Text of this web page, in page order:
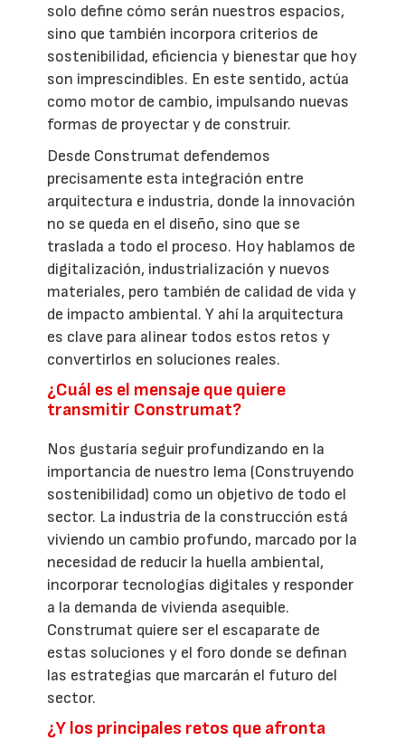
solo define cómo serán nuestros espacios,
sino que también incorpora criterios de
sostenibilidad, eficiencia y bienestar que hoy
son imprescindibles. En este sentido, actúa
como motor de cambio, impulsando nuevas
formas de proyectar y de construir.
Desde Construmat defendemos
precisamente esta integración entre
arquitectura e industria, donde la innovación
no se queda en el diseño, sino que se
traslada a todo el proceso. Hoy hablamos de
digitalización, industrialización y nuevos
materiales, pero también de calidad de vida y
de impacto ambiental. Y ahí la arquitectura
es clave para alinear todos estos retos y
convertirlos en soluciones reales.
¿Cuál es el mensaje que quiere
transmitir Construmat?
Nos gustaría seguir profundizando en la
importancia de nuestro lema (Construyendo
sostenibilidad) como un objetivo de todo el
sector. La industria de la construcción está
viviendo un cambio profundo, marcado por la
necesidad de reducir la huella ambiental,
incorporar tecnologías digitales y responder
a la demanda de vivienda asequible.
Construmat quiere ser el escaparate de
estas soluciones y el foro donde se definan
las estrategias que marcarán el futuro del
sector.
¿Y los principales retos que afronta